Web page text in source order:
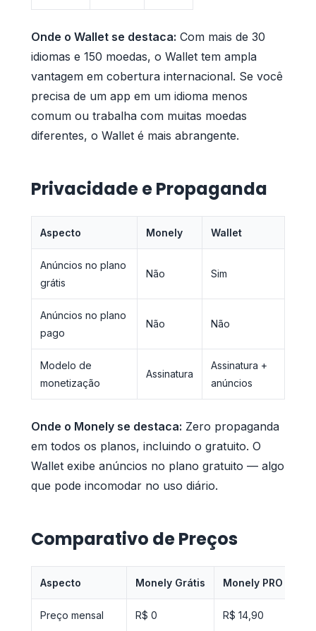
Onde o Wallet se destaca: Com mais de 30
idiomas e 150 moedas, o Wallet tem ampla
vantagem em cobertura internacional. Se você
precisa de um app em um idioma menos
comum ou trabalha com muitas moedas
diferentes, o Wallet é mais abrangente.
Privacidade e Propaganda
Aspecto Monely Wallet
Anúncios no plano
grátis
Não Sim
Anúncios no plano
pago
Não Não
Modelo de
monetização
Assinatura
Assinatura +
anúncios
Onde o Monely se destaca: Zero propaganda
em todos os planos, incluindo o gratuito. O
Wallet exibe anúncios no plano gratuito — algo
que pode incomodar no uso diário.
Comparativo de Preços
Aspecto Monely Grátis Monely PRO
Preço mensal R$ 0 R$ 14,90